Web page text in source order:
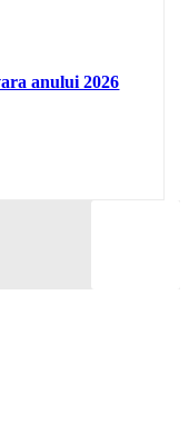
anului 2026